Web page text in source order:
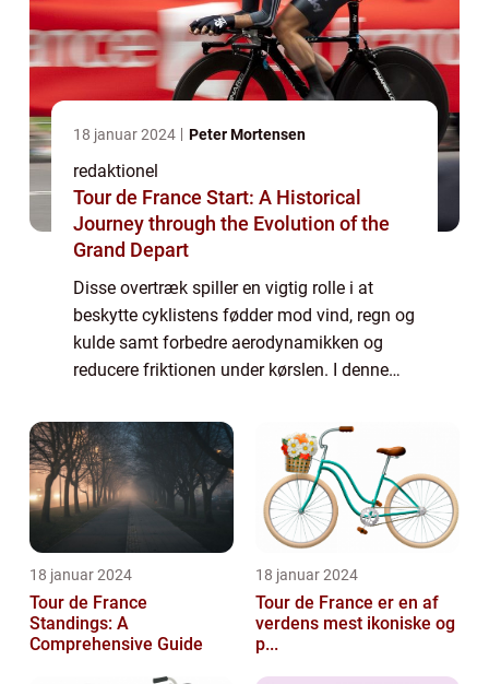
18 januar 2024 Peter Mortensen
redaktionel
Tour de France Start: A Historical
Journey through the Evolution of the
Grand Depart
Disse overtræk spiller en vigtig rolle i at
beskytte cyklistens fødder mod vind, regn og
kulde samt forbedre aerodynamikken og
reducere friktionen under kørslen. I denne
vide om skoovertræk til cykling,...
18 januar 2024
Tour de France
Standings: A
Comprehensive Guide
18 januar 2024
Tour de France er en af
verdens mest ikoniske og
p...